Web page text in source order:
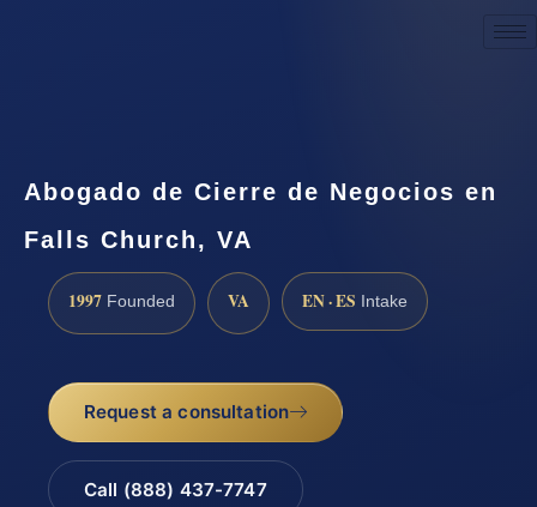
Abogado de Cierre de Negocios en
Falls Church, VA
1997 Founded VA EN · ES Intake
Request a consultation
Call (888) 437-7747